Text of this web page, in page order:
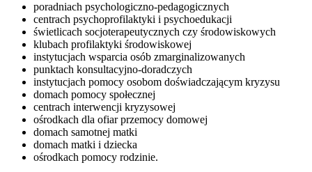
poradniach psychologiczno-pedagogicznych
centrach psychoprofilaktyki i psychoedukacji
świetlicach socjoterapeutycznych czy środowiskowych
klubach profilaktyki środowiskowej
instytucjach wsparcia osób zmarginalizowanych
punktach konsultacyjno-doradczych
instytucjach pomocy osobom doświadczającym kryzysu
domach pomocy społecznej
centrach interwencji kryzysowej
ośrodkach dla ofiar przemocy domowej
domach samotnej matki
domach matki i dziecka
ośrodkach pomocy rodzinie.